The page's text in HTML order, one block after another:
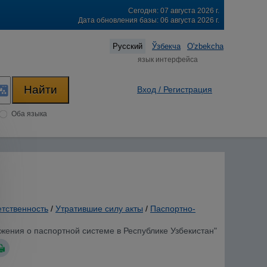
Сегодня: 07 августа 2026 г.
Дата обновления базы: 06 августа 2026 г.
Русский Ўзбекча O'zbekcha
язык интерфейса
Оба языка
Вход / Регистрация
/ Утратившие силу акты / Паспортно-
о паспортной системе в Республике Узбекистан"